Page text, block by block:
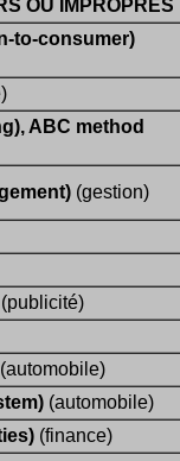
OU IMPROPRES
to-consumer)
ABC method
(gestion)
(publicité)
(automobile)
(automobile)
(finance)